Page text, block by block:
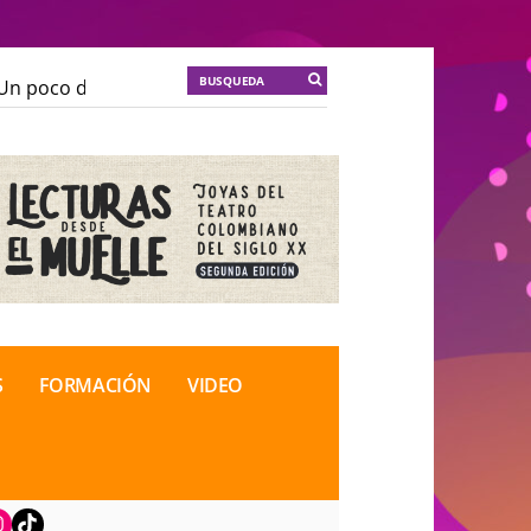
poco de locura para la cordura
Soma
Soma
de Teatro Rosa
FORMACIÓN VIDEO
TikTok